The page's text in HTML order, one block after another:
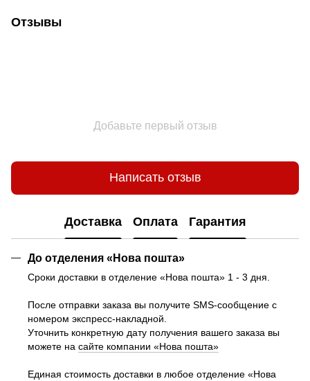
Отзывы
Добавьте первый отзыв
Написать отзыв
Доставка Оплата Гарантия
До отделения «Нова пошта»
Сроки доставки в отделение «Нова пошта» 1 - 3 дня.
После отправки заказа вы получите SMS-сообщение с
номером экспресс-накладной.
Уточнить конкретную дату получения вашего заказа вы
можете на сайте компании «Нова пошта»
Единая стоимость доставки в любое отделение «Нова